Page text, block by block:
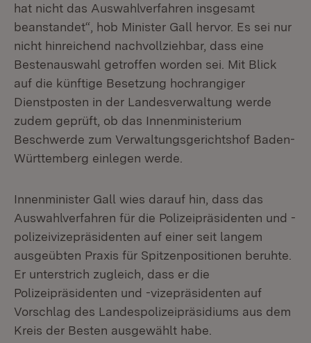
hat nicht das Auswahlverfahren insgesamt
beanstandet“, hob Minister Gall hervor. Es sei nur
nicht hinreichend nachvollziehbar, dass eine
Bestenauswahl getroffen worden sei. Mit Blick
auf die künftige Besetzung hochrangiger
Dienstposten in der Landesverwaltung werde
zudem geprüft, ob das Innenministerium
Beschwerde zum Verwaltungsgerichtshof Baden-
Württemberg einlegen werde.
Innenminister Gall wies darauf hin, dass das
Auswahlverfahren für die Polizeipräsidenten und -
polizeivizepräsidenten auf einer seit langem
ausgeübten Praxis für Spitzenpositionen beruhte.
Er unterstrich zugleich, dass er die
Polizeipräsidenten und -vizepräsidenten auf
Vorschlag des Landespolizeipräsidiums aus dem
Kreis der Besten ausgewählt habe.